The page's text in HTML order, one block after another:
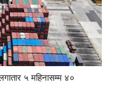
५ महिनासम्म ४०